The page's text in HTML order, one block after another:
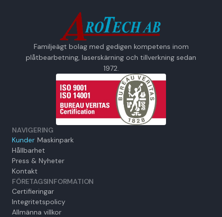
Familjeägt bolag med gedigen kompetens inom
plåtbearbetning, laserskärning och tillverkning sedan
1972.
NAVIGERING
Kunder Maskinpark
Hållbarhet
Press & Nyheter
Kontakt
FÖRETAGSINFORMATION
Certifieringar
Integritetspolicy
Allmänna villkor